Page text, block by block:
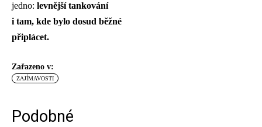
jedno: levnější tankování
i tam, kde bylo dosud běžné
připlácet.
Zařazeno v:
ZAJÍMAVOSTI
Podobné